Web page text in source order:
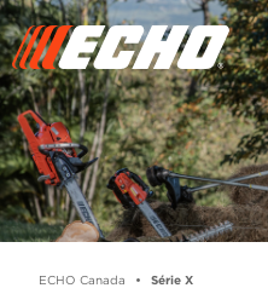
ECHO Canada Série X